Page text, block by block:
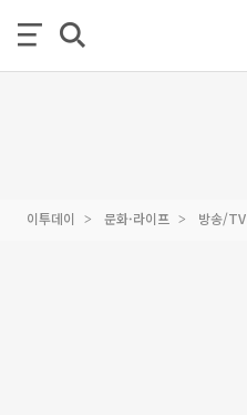
이투데이 문화·라이프 방송/TV